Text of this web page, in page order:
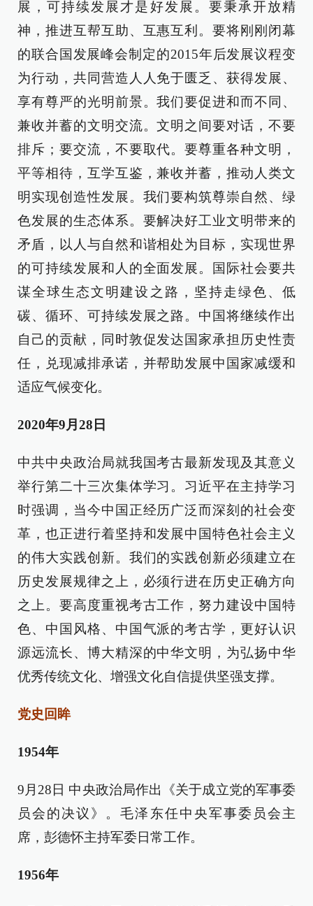
展，可持续发展才是好发展。要秉承开放精
神，推进互帮互助、互惠互利。要将刚刚闭幕
的联合国发展峰会制定的2015年后发展议程变
为行动，共同营造人人免于匮乏、获得发展、
享有尊严的光明前景。我们要促进和而不同、
兼收并蓄的文明交流。文明之间要对话，不要
排斥；要交流，不要取代。要尊重各种文明，
平等相待，互学互鉴，兼收并蓄，推动人类文
明实现创造性发展。我们要构筑尊崇自然、绿
色发展的生态体系。要解决好工业文明带来的
矛盾，以人与自然和谐相处为目标，实现世界
的可持续发展和人的全面发展。国际社会要共
谋全球生态文明建设之路，坚持走绿色、低
碳、循环、可持续发展之路。中国将继续作出
自己的贡献，同时敦促发达国家承担历史性责
任，兑现减排承诺，并帮助发展中国家减缓和
适应气候变化。
2020年9月28日
中共中央政治局就我国考古最新发现及其意义
举行第二十三次集体学习。习近平在主持学习
时强调，当今中国正经历广泛而深刻的社会变
革，也正进行着坚持和发展中国特色社会主义
的伟大实践创新。我们的实践创新必须建立在
历史发展规律之上，必须行进在历史正确方向
之上。要高度重视考古工作，努力建设中国特
色、中国风格、中国气派的考古学，更好认识
源远流长、博大精深的中华文明，为弘扬中华
优秀传统文化、增强文化自信提供坚强支撑。
党史回眸
1954年
9月28日 中央政治局作出《关于成立党的军事委
员会的决议》。毛泽东任中央军事委员会主
席，彭德怀主持军委日常工作。
1956年